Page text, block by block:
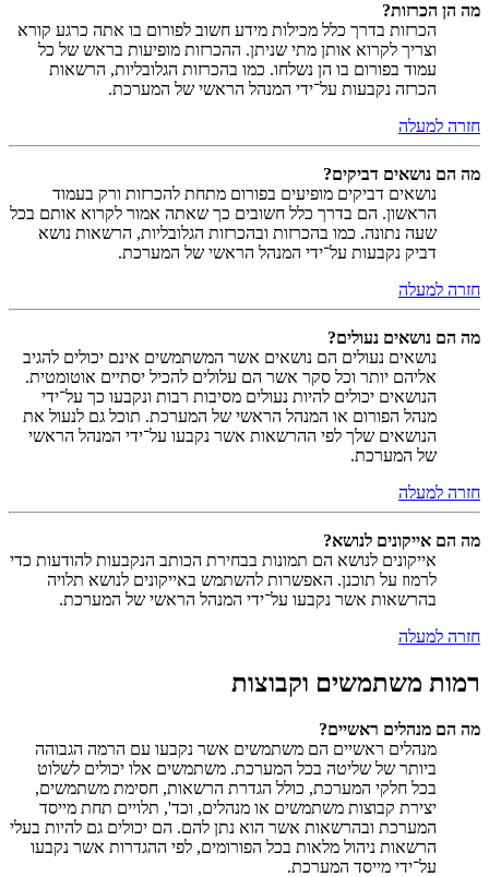
מה הן הכרזות?
הכרזות בדרך כלל מכילות מידע חשוב לפורום בו אתה כרגע קורא
וצריך לקרוא אותן מתי שניתן. ההכרזות מופיעות בראש של כל
עמוד בפורום בו הן נשלחו. כמו בהכרזות הגלובליות, הרשאות
הכרזה נקבעות על־ידי המנהל הראשי של המערכת.
חזרה למעלה
מה הם נושאים דביקים?
נושאים דביקים מופיעים בפורום מתחת להכרזות ורק בעמוד
הראשון. הם בדרך כלל חשובים כך שאתה אמור לקרוא אותם בכל
שעה נתונה. כמו בהכרזות ובהכרזות הגלובליות, הרשאות נושא
דביק נקבעות על־ידי המנהל הראשי של המערכת.
חזרה למעלה
מה הם נושאים נעולים?
נושאים נעולים הם נושאים אשר המשתמשים אינם יכולים להגיב
אליהם יותר וכל סקר אשר הם עלולים להכיל יסתיים אוטומטית.
הנושאים יכולים להיות נעולים מסיבות רבות ונקבעו כך על־ידי
מנהל הפורום או המנהל הראשי של המערכת. תוכל גם לנעול את
הנושאים שלך לפי ההרשאות אשר נקבעו על־ידי המנהל הראשי
של המערכת.
חזרה למעלה
מה הם אייקונים לנושא?
אייקונים לנושא הם תמונות בבחירת הכותב הנקבעות להודעות כדי
לרמוז על תוכנן. האפשרות להשתמש באייקונים לנושא תלויה
בהרשאות אשר נקבעו על־ידי המנהל הראשי של המערכת.
חזרה למעלה
רמות משתמשים וקבוצות
מה הם מנהלים ראשיים?
מנהלים ראשיים הם משתמשים אשר נקבעו עם הרמה הגבוהה
ביותר של שליטה בכל המערכת. משתמשים אלו יכולים לשלוט
בכל חלקי המערכת, כולל הגדרת הרשאות, חסימת משתמשים,
יצירת קבוצות משתמשים או מנהלים, וכד', תלויים תחת מייסד
המערכת ובהרשאות אשר הוא נתן להם. הם יכולים גם להיות בעלי
הרשאות ניהול מלאות בכל הפורומים, לפי ההגדרות אשר נקבעו
על־ידי מייסד המערכת.